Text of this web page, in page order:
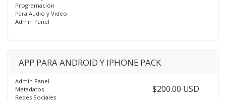
Programación
Para Audio y Video
Admin Panel
APP PARA ANDROID Y IPHONE PACK
Admin Panel
Metadatos
Redes Sociales
$200.00 USD